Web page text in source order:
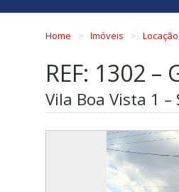
Home Imóveis Locação
REF: 1302 –
Vila Boa Vista 1 –